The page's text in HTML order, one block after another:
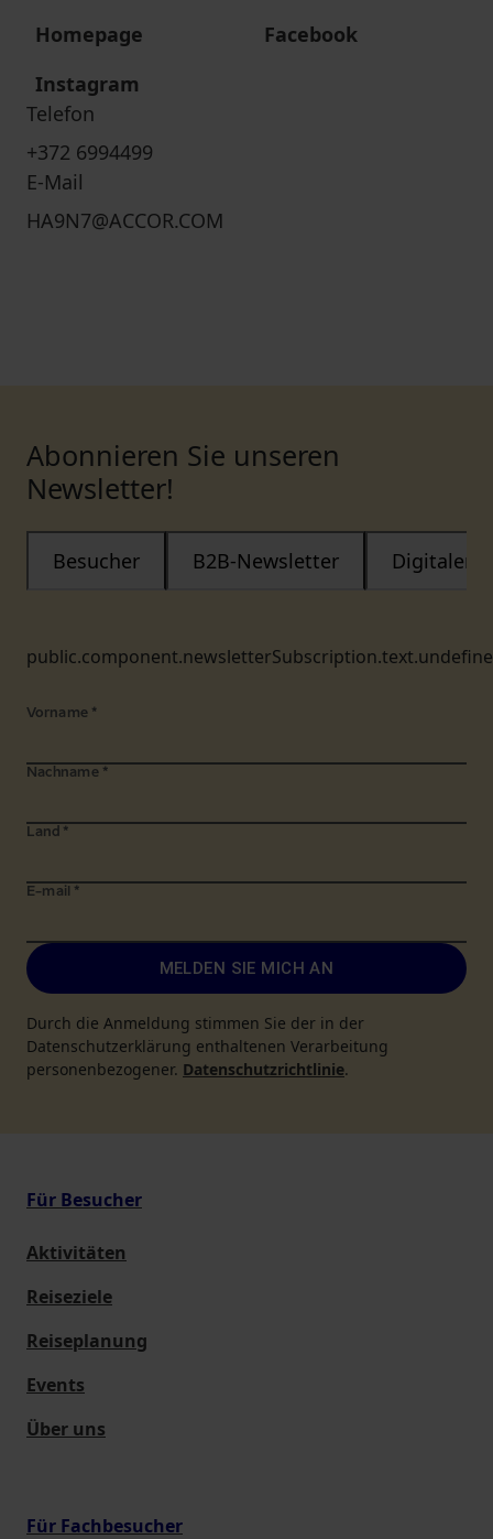
Homepage
Facebook
Instagram
Telefon
+372 6994499
E-Mail
HA9N7@ACCOR.COM
Abonnieren Sie unseren
Newsletter!
Besucher B2B-Newsletter Digitaler
Vorname *
Nachname *
Land *
E-mail *
MELDEN SIE MICH AN
Durch die Anmeldung stimmen Sie der in der
Datenschutzerklärung enthaltenen Verarbeitung
personenbezogener. Datenschutzrichtlinie.
Für Besucher
Aktivitäten
Reiseziele
Reiseplanung
Events
Über uns
Für Fachbesucher